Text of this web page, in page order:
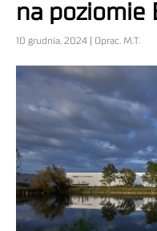
na poziomie
10 grudnia, 2024 | Oprac. M.T.